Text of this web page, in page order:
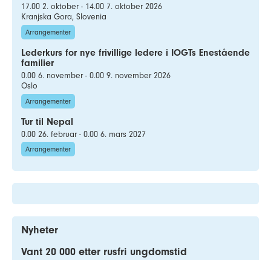
17.00 2. oktober - 14.00 7. oktober 2026
Kranjska Gora, Slovenia
Arrangementer
Lederkurs for nye frivillige ledere i IOGTs Enestående
familier
0.00 6. november - 0.00 9. november 2026
Oslo
Arrangementer
Tur til Nepal
0.00 26. februar - 0.00 6. mars 2027
Arrangementer
Nyheter
Vant 20 000 etter rusfri ungdomstid